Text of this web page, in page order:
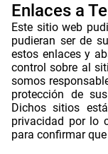
Enlaces a
Este sitio web
pudieran ser de
estos enlaces y
control sobre al
somos
protección de
Dichos sitios
privacidad por lo
para confirmar